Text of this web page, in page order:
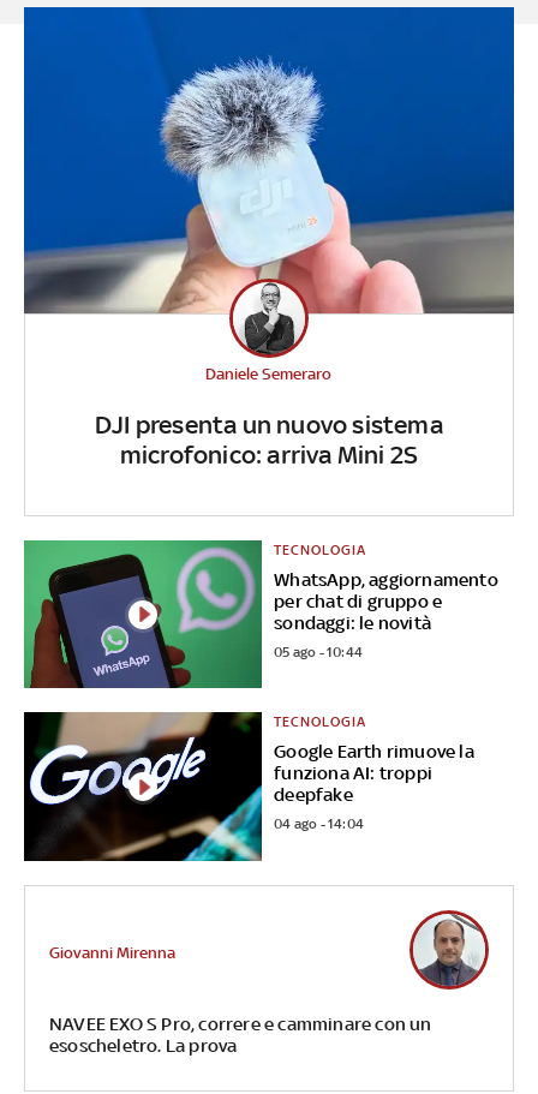
DJI presenta un nuovo sistema
microfonico: arriva Mini 2S
Daniele Semeraro
WhatsApp, aggiornamento
per chat di gruppo e
sondaggi: le novità
TECNOLOGIA
05 ago - 10:44
Google Earth rimuove la
funziona AI: troppi
deepfake
TECNOLOGIA
04 ago - 14:04
NAVEE EXO S Pro, correre e camminare con un
esoscheletro. La prova
Giovanni Mirenna